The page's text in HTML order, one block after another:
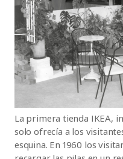
La primera tienda IKEA,
solo ofrecía a los
esquina. En 1960 los